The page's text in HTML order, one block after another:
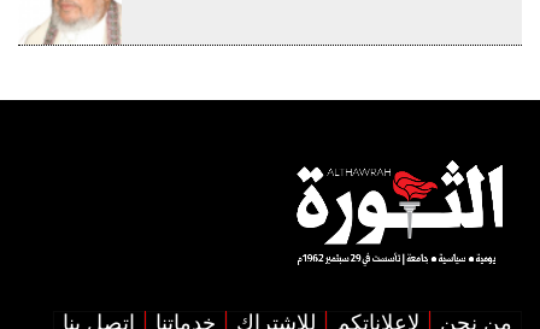
من نحن لإعلاناتكم للإشتراك خدماتنا اتصل بنا